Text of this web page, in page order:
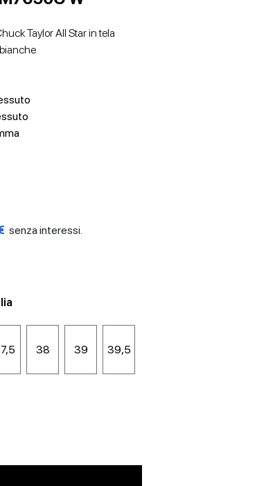
SCARPE CON TACCO
Taylor All Star in tela
38 39 39,5